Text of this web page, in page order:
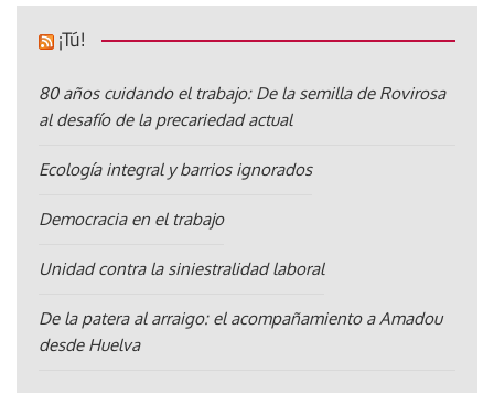
¡Tú!
80 años cuidando el trabajo: De la semilla de Rovirosa
al desafío de la precariedad actual
Ecología integral y barrios ignorados
Democracia en el trabajo
Unidad contra la siniestralidad laboral
De la patera al arraigo: el acompañamiento a Amadou
desde Huelva